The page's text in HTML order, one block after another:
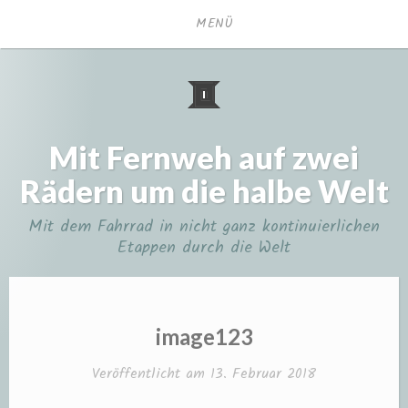
MENÜ
Mit Fernweh auf zwei
Rädern um die halbe Welt
Mit dem Fahrrad in nicht ganz kontinuierlichen
Etappen durch die Welt
image123
Veröffentlicht am 13. Februar 2018